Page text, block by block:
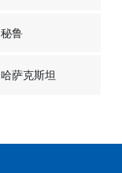
秘鲁
哈萨克斯坦